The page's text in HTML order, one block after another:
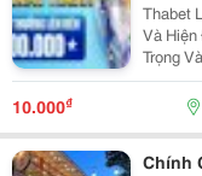
Thabet
Và
Trọng
Những
Với
10.000₫
Chính